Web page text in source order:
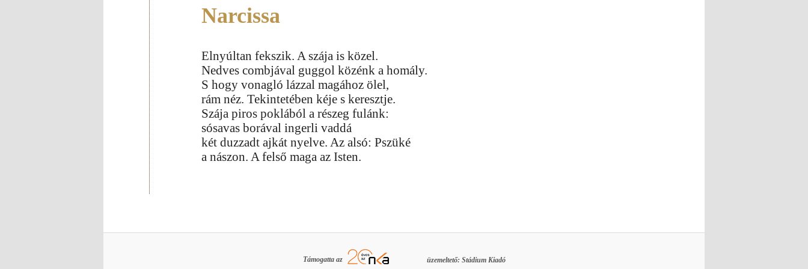
Narcissa
Elnyúltan fekszik. A szája is közel.
Nedves combjával guggol közénk a homály.
S hogy vonagló lázzal magához ölel,
rám néz. Tekintetében kéje s keresztje.
Szája piros poklából a részeg fulánk:
sósavas borával ingerli vaddá
két duzzadt ajkát nyelve. Az alsó: Pszüké
a nászon. A felső maga az Isten.
Támogatta az üzemeltető: Stádium Kiadó